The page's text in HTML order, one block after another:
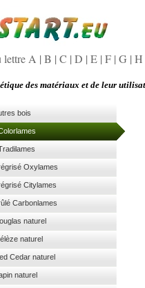
bois
Oxylames
Citylames
Carbonlames
naturel
naturel
Cedar naturel
naturel
lettre A | B | C | D | E | F | G | H
des matériaux et de leur